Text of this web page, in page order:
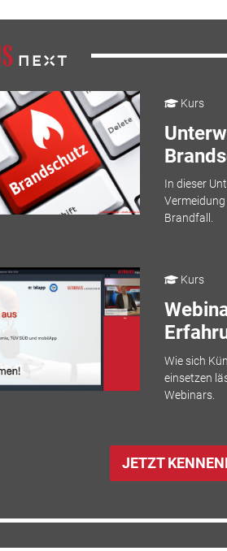
Kurs
In dieser
Brandfall.
Kurs
Wie sich
einsetzen
Webinars.
JETZT